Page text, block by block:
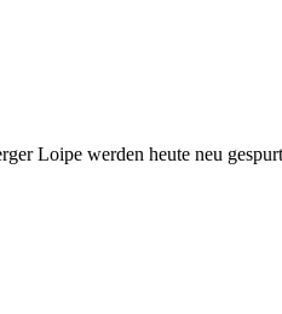
Loipe werden heute neu